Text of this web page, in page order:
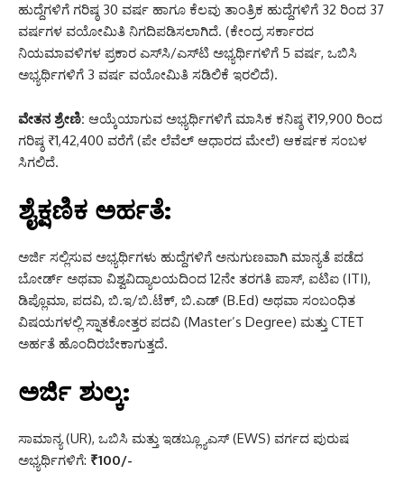
ಹುದ್ದೆಗಳಿಗೆ ಗರಿಷ್ಠ 30 ವರ್ಷ ಹಾಗೂ ಕೆಲವು ತಾಂತ್ರಿಕ ಹುದ್ದೆಗಳಿಗೆ 32 ರಿಂದ 37
ವರ್ಷಗಳ ವಯೋಮಿತಿ ನಿಗದಿಪಡಿಸಲಾಗಿದೆ. (ಕೇಂದ್ರ ಸರ್ಕಾರದ
ನಿಯಮಾವಳಿಗಳ ಪ್ರಕಾರ ಎಸ್‌ಸಿ/ಎಸ್‌ಟಿ ಅಭ್ಯರ್ಥಿಗಳಿಗೆ 5 ವರ್ಷ, ಒಬಿಸಿ
ಅಭ್ಯರ್ಥಿಗಳಿಗೆ 3 ವರ್ಷ ವಯೋಮಿತಿ ಸಡಿಲಿಕೆ ಇರಲಿದೆ).
ವೇತನ ಶ್ರೇಣಿ: ಆಯ್ಕೆಯಾಗುವ ಅಭ್ಯರ್ಥಿಗಳಿಗೆ ಮಾಸಿಕ ಕನಿಷ್ಠ ₹19,900 ರಿಂದ
ಗರಿಷ್ಠ ₹1,42,400 ವರೆಗೆ (ಪೇ ಲೆವೆಲ್ ಆಧಾರದ ಮೇಲೆ) ಆಕರ್ಷಕ ಸಂಬಳ
ಸಿಗಲಿದೆ.
ಶೈಕ್ಷಣಿಕ ಅರ್ಹತೆ:
ಅರ್ಜಿ ಸಲ್ಲಿಸುವ ಅಭ್ಯರ್ಥಿಗಳು ಹುದ್ದೆಗಳಿಗೆ ಅನುಗುಣವಾಗಿ ಮಾನ್ಯತೆ ಪಡೆದ
ಬೋರ್ಡ್ ಅಥವಾ ವಿಶ್ವವಿದ್ಯಾಲಯದಿಂದ 12ನೇ ತರಗತಿ ಪಾಸ್, ಐಟಿಐ (ITI),
ಡಿಪ್ಲೊಮಾ, ಪದವಿ, ಬಿ.ಇ/ಬಿ.ಟೆಕ್, ಬಿ.ಎಡ್ (B.Ed) ಅಥವಾ ಸಂಬಂಧಿತ
ವಿಷಯಗಳಲ್ಲಿ ಸ್ನಾತಕೋತ್ತರ ಪದವಿ (Master’s Degree) ಮತ್ತು CTET
ಅರ್ಹತೆ ಹೊಂದಿರಬೇಕಾಗುತ್ತದೆ.
ಅರ್ಜಿ ಶುಲ್ಕ:
ಸಾಮಾನ್ಯ (UR), ಒಬಿಸಿ ಮತ್ತು ಇಡಬ್ಲ್ಯೂಎಸ್ (EWS) ವರ್ಗದ ಪುರುಷ
ಅಭ್ಯರ್ಥಿಗಳಿಗೆ: ₹100/-